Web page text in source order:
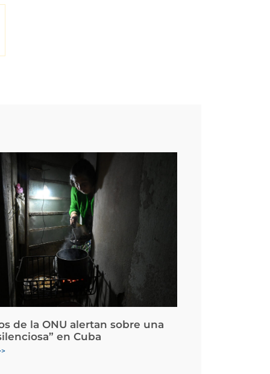
de la ONU alertan sobre una
en Cuba